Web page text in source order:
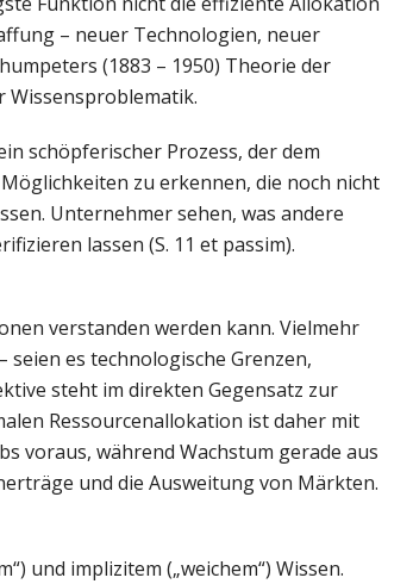
– neuer Technologien, neuer
(1883 – 1950) Theorie der
Wissensproblematik.
schöpferischer Prozess, der dem
zu erkennen, die noch nicht
Unternehmer sehen, was andere
lassen (S. 11 et passim).
verstanden werden kann. Vielmehr
es technologische Grenzen,
steht im direkten Gegensatz zur
Ressourcenallokation ist daher mit
voraus, während Wachstum gerade aus
und die Ausweitung von Märkten.
und implizitem („weichem“) Wissen.